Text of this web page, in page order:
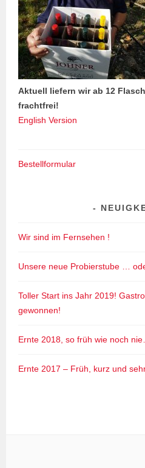
Aktuell liefern wir ab 12
frachtfrei!
English Version
Bestellformular
Wir sind im Fernsehen !
Unsere neue Probierstube …
Toller Start ins Jahr 2019!
gewonnen!
Ernte 2018, so früh wie noch
Ernte 2017 – Früh, kurz und